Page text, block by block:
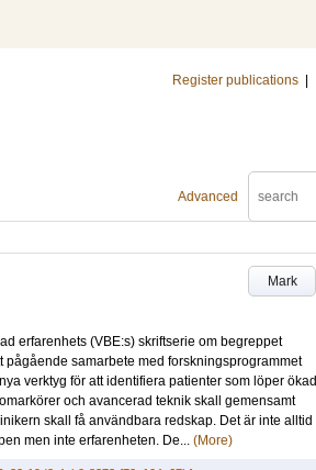
Register publications
Advanced
Mark
erfarenhets (VBE:s) skriftserie om begreppet
samarbete med forskningsprogrammet
verktyg för att identifiera patienter som löper ökad
och avancerad teknik skall gemensamt
skall få användbara redskap. Det är inte alltid
men inte erfarenheten. De... (More)